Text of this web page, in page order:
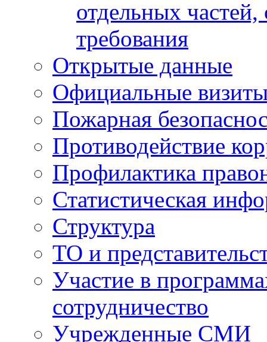
отдельных
требования
Открытые данные
Официальные
Пожарная
Противодействие
Профилактика
Статистическая
Структура
ТО и
Участие в
сотрудничество
Учрежденные СМИ